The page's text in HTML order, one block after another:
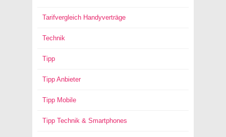
Tarifvergleich Handyverträge
Technik
Tipp
Tipp Anbieter
Tipp Mobile
Tipp Technik & Smartphones